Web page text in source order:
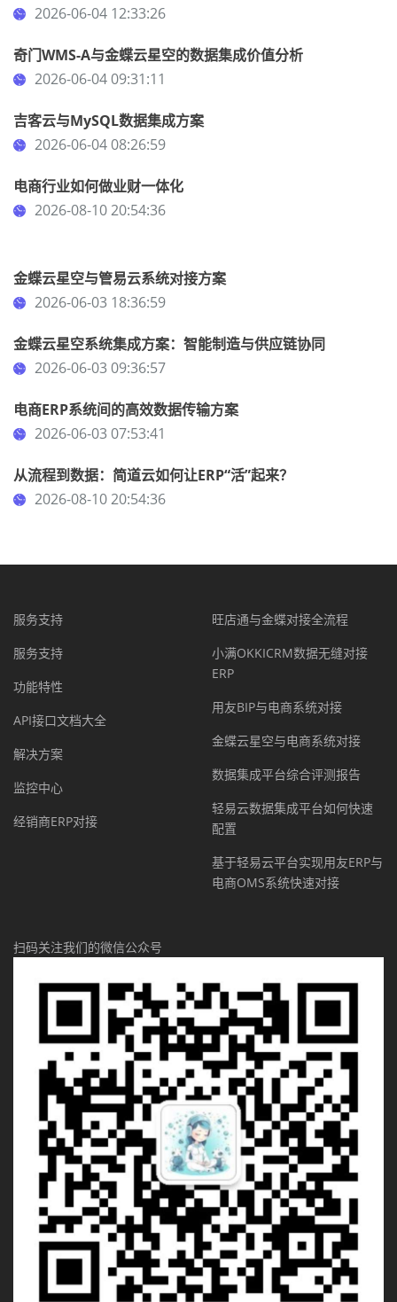
2026-06-04 12:33:26
奇门WMS-A与金蝶云星空的数据集成价值分析
2026-06-04 09:31:11
吉客云与MySQL数据集成方案
2026-06-04 08:26:59
电商行业如何做业财一体化
2026-08-10 20:54:36
金蝶云星空与管易云系统对接方案
2026-06-03 18:36:59
金蝶云星空系统集成方案：智能制造与供应链协同
2026-06-03 09:36:57
电商ERP系统间的高效数据传输方案
2026-06-03 07:53:41
从流程到数据：简道云如何让ERP“活”起来？
2026-08-10 20:54:36
服务支持
服务支持
功能特性
API接口文档大全
解决方案
监控中心
经销商ERP对接
旺店通与金蝶对接全流程
小满OKKICRM数据无缝对接
ERP
用友BIP与电商系统对接
金蝶云星空与电商系统对接
数据集成平台综合评测报告
轻易云数据集成平台如何快速
配置
基于轻易云平台实现用友ERP与
电商OMS系统快速对接
扫码关注我们的微信公众号